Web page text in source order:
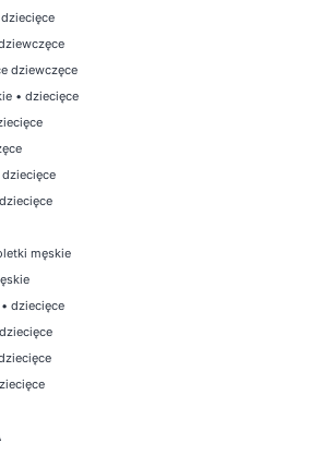
dziecięce
dziewczęce
• dziecięce
dziecięce
dziecięce
męskie
• dziecięce
dziecięce